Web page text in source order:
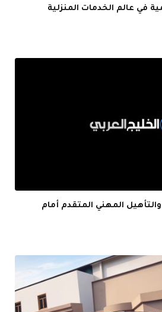
في عالم الخدمات المنزلية
المهني المتقدم أمام